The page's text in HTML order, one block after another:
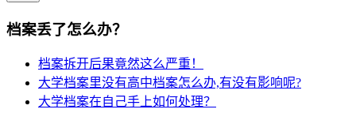
档案丢了怎么办？
档案拆开后果竟然这么严重！
大学档案里没有高中档案怎么办,有没有影响呢?
大学档案在自己手上如何处理？